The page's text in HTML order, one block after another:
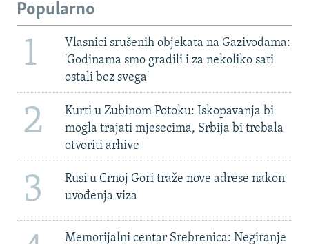
Popularno
1
Vlasnici srušenih objekata na Gazivodama:
'Godinama smo gradili i za nekoliko sati
ostali bez svega'
2
Kurti u Zubinom Potoku: Iskopavanja bi
mogla trajati mjesecima, Srbija bi trebala
otvoriti arhive
3
Rusi u Crnoj Gori traže nove adrese nakon
uvođenja viza
Memorijalni centar Srebrenica: Negiranje